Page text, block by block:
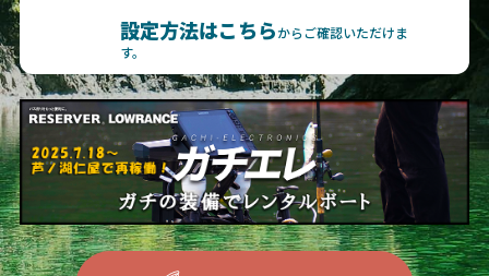
設定方法はこちらからご確認いただけま
す。